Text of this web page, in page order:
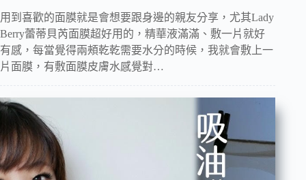
用到喜歡的面膜就是會想要跟身邊的親友分享，尤其Lady
Berry蕾蒂貝芮面膜超好用的，精華液滿滿、敷一片就好
有感，每當覺得兩頰乾乾需要水分的時候，我就會敷上一
片面膜，有敷面膜皮膚水感覺對…